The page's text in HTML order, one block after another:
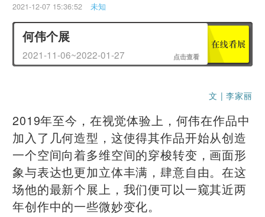
李铁夫冯钢百领衔 作为群体的早期
粤籍留美艺术家
2021-12-07 15:36:52 未知
何伟个展
2021-11-06~2022-01-27 点击查看
文 | 李家丽
2019年至今，在视觉体验上，何伟在作品中
加入了几何造型，这使得其作品开始从创造
一个空间向着多维空间的穿梭转变，画面形
象与表达也更加立体丰满，肆意自由。在这
场他的最新个展上，我们便可以一窥其近两
年创作中的一些微妙变化。